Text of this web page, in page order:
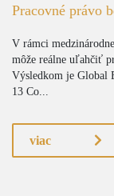
Pracovné právo
V rámci
môže reálne uľahčiť
Výsledkom je Global
13 Co...
viac